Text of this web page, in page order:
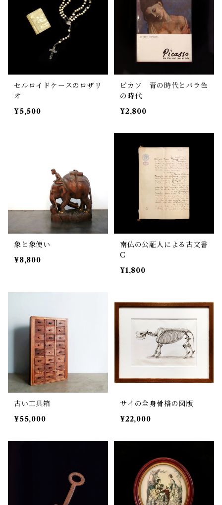
セルロイドケースのロザリ
オ
¥5,500
ピカソ 青の時代とバラ色
の時代
¥2,800
象と象使い
¥8,800
南仏の公証人による古文書
C
¥1,800
古い工具箱
¥55,000
サイの全身骨格の図版
¥22,000